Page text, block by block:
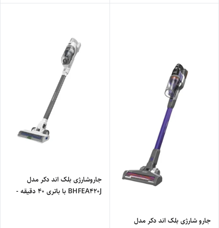
جارو شارژی بلک اند دکر مدل
جاروشارژی بلک اند دکر مدل
BHFEA420J با باتری ۴۰ دقیقه -